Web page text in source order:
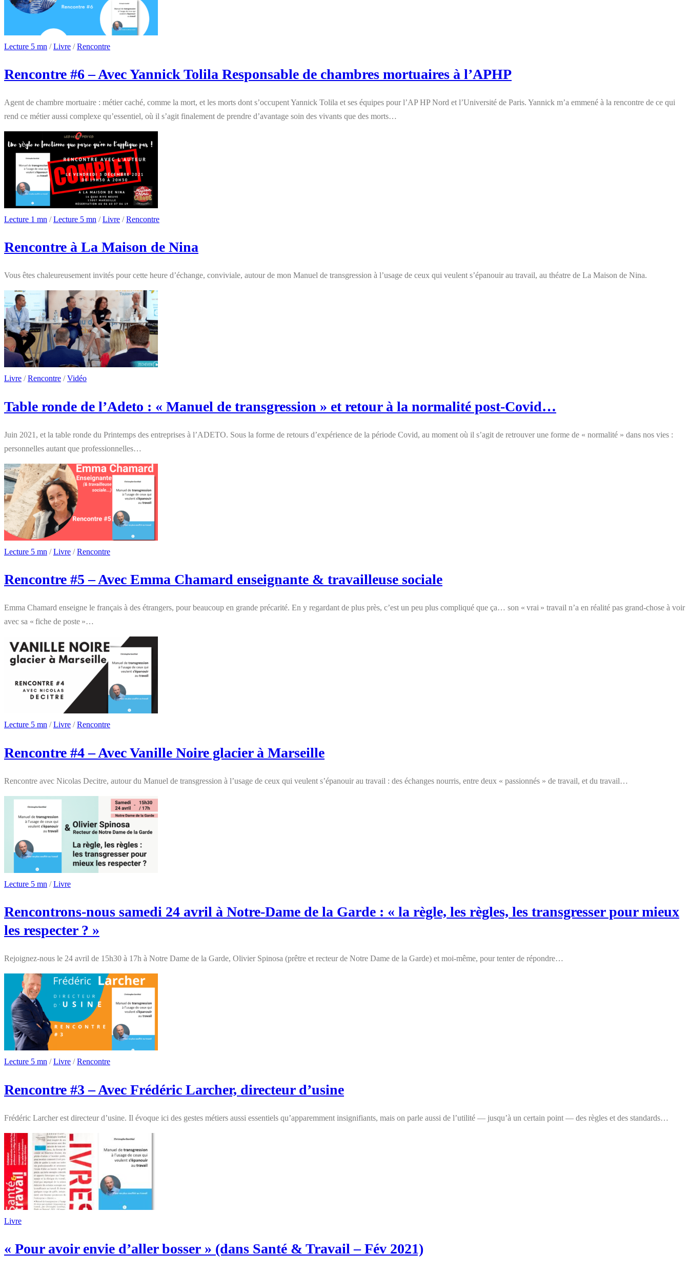
Lecture 5 mn /Livre /Rencontre
Rencontre #6 – Avec Yannick Tolila Responsable de chambres mortuaires à l’APHP
Agent de chambre mortuaire : métier caché, comme la mort, et les morts dont s’occupent Yannick Tolila et ses équipes pour l’AP HP Nord et l’Université de Paris. Yannick m’a emmené à la rencontre de ce qui
rend ce métier aussi complexe qu’essentiel, où il s’agit finalement de prendre d’avantage soin des vivants que des morts…
Lecture 1 mn /Lecture 5 mn /Livre /Rencontre
Rencontre à La Maison de Nina
Vous êtes chaleureusement invités pour cette heure d’échange, conviviale, autour de mon Manuel de transgression à l’usage de ceux qui veulent s’épanouir au travail, au théatre de La Maison de Nina.
Livre /Rencontre /Vidéo
Table ronde de l’Adeto : « Manuel de transgression » et retour à la normalité post-Covid…
Juin 2021, et la table ronde du Printemps des entreprises à l’ADETO. Sous la forme de retours d’expérience de la période Covid, au moment où il s’agit de retrouver une forme de « normalité » dans nos vies :
personnelles autant que professionnelles…
Lecture 5 mn /Livre /Rencontre
Rencontre #5 – Avec Emma Chamard enseignante & travailleuse sociale
Emma Chamard enseigne le français à des étrangers, pour beaucoup en grande précarité. En y regardant de plus près, c’est un peu plus compliqué que ça… son « vrai » travail n’a en réalité pas grand-chose à voir
avec sa « fiche de poste »…
Lecture 5 mn /Livre /Rencontre
Rencontre #4 – Avec Vanille Noire glacier à Marseille
Rencontre avec Nicolas Decitre, autour du Manuel de transgression à l’usage de ceux qui veulent s’épanouir au travail : des échanges nourris, entre deux « passionnés » de travail, et du travail…
Lecture 5 mn /Livre
Rencontrons-nous samedi 24 avril à Notre-Dame de la Garde : « la règle, les règles, les transgresser pour mieux
les respecter ? »
Rejoignez-nous le 24 avril de 15h30 à 17h à Notre Dame de la Garde, Olivier Spinosa (prêtre et recteur de Notre Dame de la Garde) et moi-même, pour tenter de répondre…
Lecture 5 mn /Livre /Rencontre
Rencontre #3 – Avec Frédéric Larcher, directeur d’usine
Frédéric Larcher est directeur d’usine. Il évoque ici des gestes métiers aussi essentiels qu’apparemment insignifiants, mais on parle aussi de l’utilité — jusqu’à un certain point — des règles et des standards…
Livre
« Pour avoir envie d’aller bosser » (dans Santé & Travail – Fév 2021)